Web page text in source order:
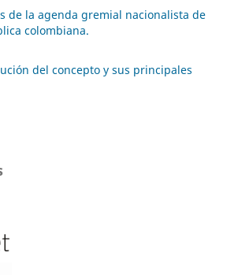
de la agenda gremial nacionalista de
colombiana.
del concepto y sus principales